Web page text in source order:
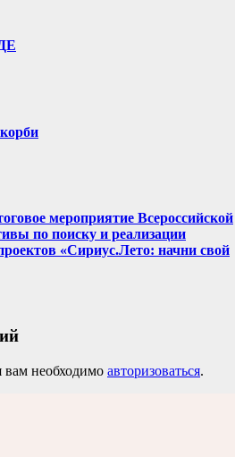
мероприятие Всероссийской
по поиску и реализации
«Сириус.Лето: начни свой
вам необходимо авторизоваться.